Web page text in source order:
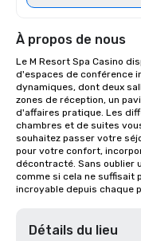
À propos de nous
Le M Resort Spa Casino
d'espaces de conférence
dynamiques, dont deux
zones de réception, un
d'affaires pratique. Les
chambres et de suites
souhaitez passer votre
pour votre confort,
décontracté. Sans oublier
comme si cela ne suffisait
incroyable depuis chaque
Détails du lieu